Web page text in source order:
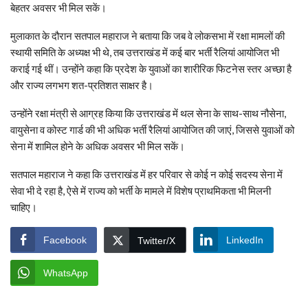
बेहतर अवसर भी मिल सकें।
मुलाकात के दौरान सतपाल महाराज ने बताया कि जब वे लोकसभा में रक्षा मामलों की
स्थायी समिति के अध्यक्ष भी थे, तब उत्तराखंड में कई बार भर्ती रैलियां आयोजित भी
कराई गई थीं। उन्होंने कहा कि प्रदेश के युवाओं का शारीरिक फिटनेस स्तर अच्छा है
और राज्य लगभग शत-प्रतिशत साक्षर है।
उन्होंने रक्षा मंत्री से आग्रह किया कि उत्तराखंड में थल सेना के साथ-साथ नौसेना,
वायुसेना व कोस्ट गार्ड की भी अधिक भर्ती रैलियां आयोजित की जाएं, जिससे युवाओं को
सेना में शामिल होने के अधिक अवसर भी मिल सकें।
सतपाल महाराज ने कहा कि उत्तराखंड में हर परिवार से कोई न कोई सदस्य सेना में
सेवा भी दे रहा है, ऐसे में राज्य को भर्ती के मामले में विशेष प्राथमिकता भी मिलनी
चाहिए।
Facebook Twitter/X LinkedIn
WhatsApp